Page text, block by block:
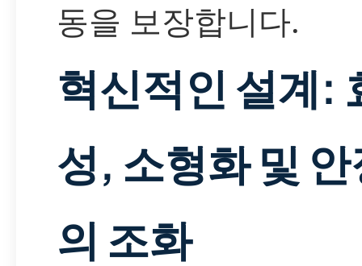
동을 보장합니다.
혁신적인 설계:
성, 소형화 및
의 조화